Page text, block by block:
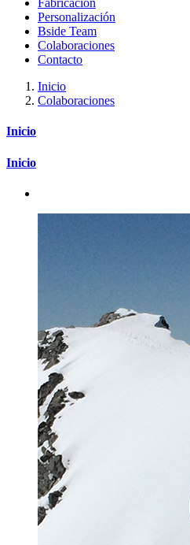
Fabricación
Personalización
Bside Team
Colaboraciones
Contacto
Inicio
Colaboraciones
Inicio
Inicio